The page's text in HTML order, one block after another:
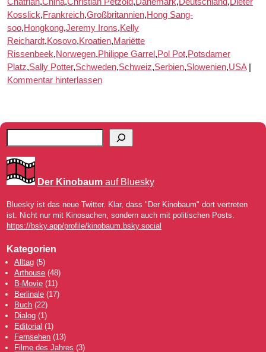
Kosslick,Frankreich,Großbritannien,Hong Sang-
soo,Hongkong,Jeremy Irons,Kelly
Reichardt,Kosovo,Kroatien,Mariëtte
Rissenbeek,Norwegen,Philippe Garrel ,Pol Pot,Potsdamer
Platz,Sally Potter,Schweden,Schweiz,Serbien,Slowenien,USA
Kommentar hinterlassen
Der Kinobaum auf Bluesky
Bluesky ist das neue Twitter. Klar, dass "Der Kinobaum" dort vertreten
ist. Nicht nur mit Kinosachen, sondern auch mit politischen Posts.
https://bsky.app/profile/kinobaum.bsky.social
Kategorien
Alltag (5)
Arthouse (48)
B-Movie (11)
Berlinale (17)
Buch (22)
Dialog (1)
Editorial (1)
Fernsehen (13)
Filme des Jahres (3)